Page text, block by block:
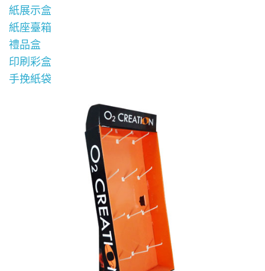
紙展示盒
紙座臺箱
禮品盒
印刷彩盒
手挽紙袋